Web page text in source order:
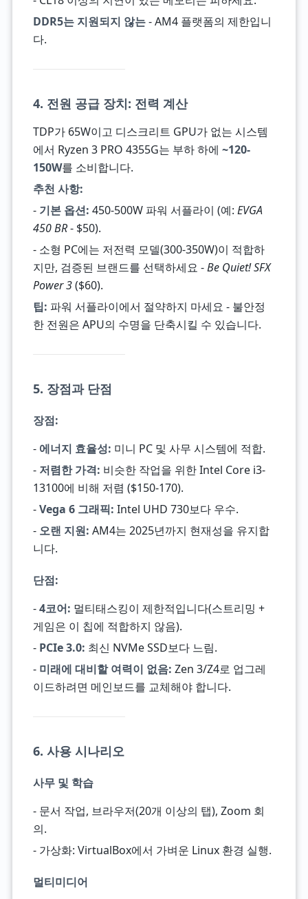
DDR5는 지원되지 않는- AM4 플랫폼의 제한입니
다.
4. 전원 공급 장치: 전력 계산
TDP가 65W이고 디스크리트 GPU가 없는 시스템
에서 Ryzen 3 PRO 4355G는 부하 하에 ~120-
150W를 소비합니다.
추천 사항:
- 기본 옵션: 450-500W 파워 서플라이 (예: EVGA
450 BR- $50).
- 소형 PC에는 저전력 모델(300-350W)이 적합하
지만, 검증된 브랜드를 선택하세요 -Be Quiet! SFX
Power 3($60).
팁: 파워 서플라이에서 절약하지 마세요 - 불안정
한 전원은 APU의 수명을 단축시킬 수 있습니다.
5. 장점과 단점
장점:
- 에너지 효율성: 미니 PC 및 사무 시스템에 적합.
- 저렴한 가격: 비슷한 작업을 위한 Intel Core i3-
13100에 비해 저렴 ($150-170).
-Vega 6 그래픽: Intel UHD 730보다 우수.
- 오랜 지원: AM4는 2025년까지 현재성을 유지합
니다.
단점:
-4코어: 멀티태스킹이 제한적입니다(스트리밍 +
게임은 이 칩에 적합하지 않음).
- PCIe 3.0: 최신 NVMe SSD보다 느림.
- 미래에 대비할 여력이 없음: Zen 3/Z4로 업그레
이드하려면 메인보드를 교체해야 합니다.
6. 사용 시나리오
사무 및 학습
- 문서 작업, 브라우저(20개 이상의 탭), Zoom 회
의.
- 가상화: VirtualBox에서 가벼운 Linux 환경 실행.
멀티미디어